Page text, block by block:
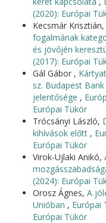
(2020): Európai
Kecsmár Krisztián,
fogalmának
és jövőjén
(2017): Európai
Gál Gábor ,
sz. Budapest
jelentősége ,
Európai Tükör
Trócsányi László,
kihívások előtt ,
Európai Tükör
Virok-Ujlaki Anikó,
(2024): Európai
Orosz Ágnes, A
Unióban , Európai
Európai Tükör